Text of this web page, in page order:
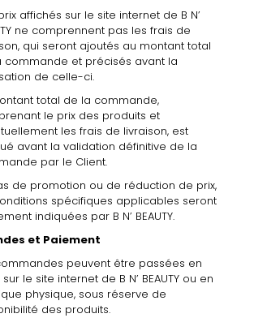
affichés sur le site internet de B N’
ne comprennent pas les frais de
qui seront ajoutés au montant total
commande et précisés avant la
de celle-ci.
total de la commande,
le prix des produits et
les frais de livraison, est
avant la validation définitive de la
par le Client.
de promotion ou de réduction de prix,
spécifiques applicables seront
indiquées par B N’ BEAUTY.
et Paiement
peuvent être passées en
le site internet de B N’ BEAUTY ou en
physique, sous réserve de
des produits.